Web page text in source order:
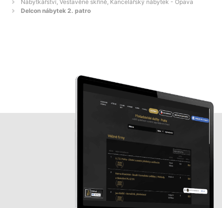
Nábytkářství, Vestavěné skříně, Kancelářský nábytek - Opava
Delcon nábytek 2. patro